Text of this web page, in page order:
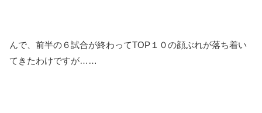
んで、前半の６試合が終わってTOP１０の顔ぶれが落ち着い
てきたわけですが……